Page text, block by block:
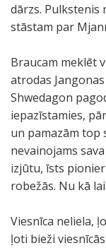
dārzs. Pulkstenis
stāstam par
Braucam meklēt
atrodas
Shwedagon
iepazīstamies,
un pamazām top
nevainojams
izjūtu, īsts
robežās. Nu kā
Viesnīca neliela,
ļoti bieži